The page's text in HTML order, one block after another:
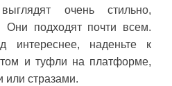
очень стильно,
Они подходят почти всем.
интереснее, наденьте к
и туфли на платформе,
или стразами.